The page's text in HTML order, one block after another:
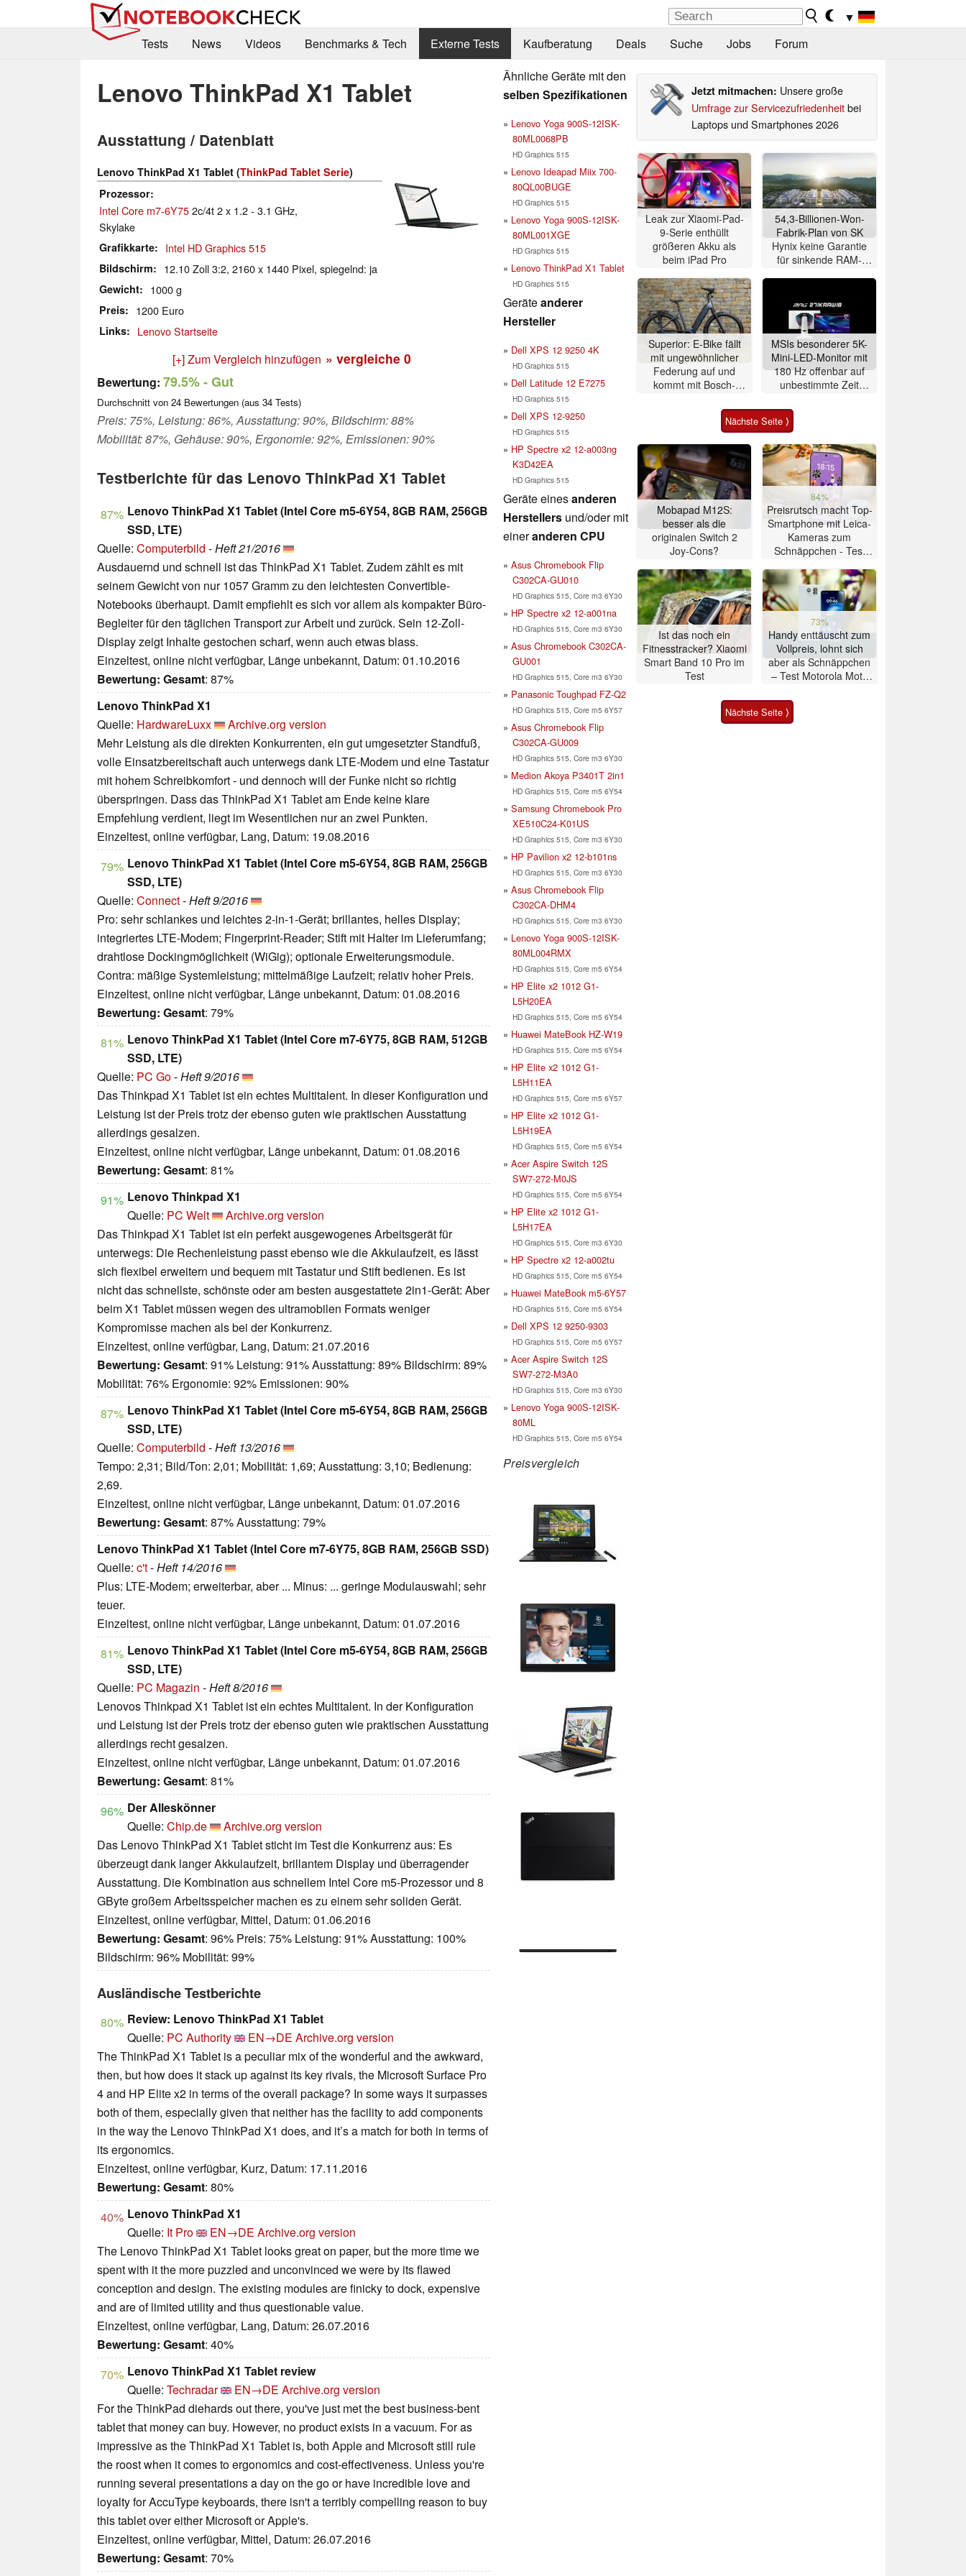
▼
Tests
News Videos Benchmarks & Tech Externe Tests Kaufberatung Deals Suche Jobs Forum
Lenovo ThinkPad X1 Tablet
Ausstattung / Datenblatt
Lenovo ThinkPad X1 Tablet (ThinkPad Tablet Serie)
Prozessor
Intel Core m7-6Y752c/4t 2 x 1.2 - 3.1 GHz,
Skylake
Grafikkarte Intel HD Graphics 515
Bildschirm 12.10 Zoll 3:2, 2160 x 1440 Pixel, spiegelnd: ja
Gewicht 1000 g
Preis 1200 Euro
Links Lenovo Startseite
[+] Zum Vergleich hinzufügen » vergleiche 0
Bewertung: 79.5%- Gut
Durchschnitt von 24 Bewertungen (aus 34 Tests)
Preis: 75%, Leistung: 86%, Ausstattung: 90%, Bildschirm: 88%
Mobilität: 87%, Gehäuse: 90%, Ergonomie: 92%, Emissionen: 90%
Testberichte für das Lenovo ThinkPad X1 Tablet
87% Lenovo ThinkPad X1 Tablet (Intel Core m5-6Y54, 8GB RAM, 256GB
SSD, LTE)
Quelle: Computerbild -Heft 21/2016
Ausdauernd und schnell ist das ThinkPad X1 Tablet. Zudem zählt es mit
seinem Gewicht von nur 1057 Gramm zu den leichtesten Convertible-
Notebooks überhaupt. Damit empfiehlt es sich vor allem als kompakter Büro-
Begleiter für den täglichen Transport zur Arbeit und zurück. Sein 12-Zoll-
Display zeigt Inhalte gestochen scharf, wenn auch etwas blass.
Einzeltest, online nicht verfügbar, Länge unbekannt, Datum: 01.10.2016
Bewertung: Gesamt: 87%
Lenovo ThinkPad X1
Quelle: HardwareLuxx
Archive.org version
Mehr Leistung als die direkten Konkurrenten, ein gut umgesetzter Standfuß,
volle Einsatzbereitschaft auch unterwegs dank LTE-Modem und eine Tastatur
mit hohem Schreibkomfort - und dennoch will der Funke nicht so richtig
überspringen. Dass das ThinkPad X1 Tablet am Ende keine klare
Empfehlung verdient, liegt im Wesentlichen nur an zwei Punkten.
Einzeltest, online verfügbar, Lang, Datum: 19.08.2016
79% Lenovo ThinkPad X1 Tablet (Intel Core m5-6Y54, 8GB RAM, 256GB
SSD, LTE)
Quelle: Connect-Heft 9/2016
Pro: sehr schlankes und leichtes 2-in-1-Gerät; brillantes, helles Display;
integriertes LTE-Modem; Fingerprint-Reader; Stift mit Halter im Lieferumfang;
drahtlose Dockingmöglichkeit (WiGig); optionale Erweiterungsmodule.
Contra: mäßige Systemleistung; mittelmäßige Laufzeit; relativ hoher Preis.
Einzeltest, online nicht verfügbar, Länge unbekannt, Datum: 01.08.2016
Bewertung: Gesamt: 79%
81% Lenovo ThinkPad X1 Tablet (Intel Core m7-6Y75, 8GB RAM, 512GB
SSD, LTE)
Quelle: PC Go-Heft 9/2016
Das Thinkpad X1 Tablet ist ein echtes Multitalent. In dieser Konfiguration und
Leistung ist der Preis trotz der ebenso guten wie praktischen Ausstattung
allerdings gesalzen.
Einzeltest, online nicht verfügbar, Länge unbekannt, Datum: 01.08.2016
Bewertung: Gesamt: 81%
91% Lenovo Thinkpad X1
Quelle: PC Welt
Archive.org version
Das Thinkpad X1 Tablet ist ein perfekt ausgewogenes Arbeitsgerät für
unterwegs: Die Rechenleistung passt ebenso wie die Akkulaufzeit, es lässt
sich flexibel erweitern und bequem mit Tastatur und Stift bedienen. Es ist
nicht das schnellste, schönste oder am besten ausgestattete 2in1-Gerät: Aber
beim X1 Tablet müssen wegen des ultramobilen Formats weniger
Kompromisse machen als bei der Konkurrenz.
Einzeltest, online verfügbar, Lang, Datum: 21.07.2016
Bewertung: Gesamt: 91% Leistung: 91% Ausstattung: 89% Bildschirm: 89%
Mobilität: 76% Ergonomie: 92% Emissionen: 90%
87% Lenovo ThinkPad X1 Tablet (Intel Core m5-6Y54, 8GB RAM, 256GB
SSD, LTE)
Quelle: Computerbild -Heft 13/2016
Tempo: 2,31; Bild/Ton: 2,01; Mobilität: 1,69; Ausstattung: 3,10; Bedienung:
2,69.
Einzeltest, online nicht verfügbar, Länge unbekannt, Datum: 01.07.2016
Bewertung: Gesamt: 87% Ausstattung: 79%
Lenovo ThinkPad X1 Tablet (Intel Core m7-6Y75, 8GB RAM, 256GB SSD)
Quelle: c't-Heft 14/2016
Plus: LTE-Modem; erweiterbar, aber ... Minus: ... geringe Modulauswahl; sehr
teuer.
Einzeltest, online nicht verfügbar, Länge unbekannt, Datum: 01.07.2016
81% Lenovo ThinkPad X1 Tablet (Intel Core m5-6Y54, 8GB RAM, 256GB
SSD, LTE)
Quelle: PC Magazin -Heft 8/2016
Lenovos Thinkpad X1 Tablet ist ein echtes Multitalent. In der Konfiguration
und Leistung ist der Preis trotz der ebenso guten wie praktischen Ausstattung
allerdings recht gesalzen.
Einzeltest, online nicht verfügbar, Länge unbekannt, Datum: 01.07.2016
Bewertung: Gesamt: 81%
96% Der Alleskönner
Quelle: Chip.de
Archive.org version
Das Lenovo ThinkPad X1 Tablet sticht im Test die Konkurrenz aus: Es
überzeugt dank langer Akkulaufzeit, brillantem Display und überragender
Ausstattung. Die Kombination aus schnellem Intel Core m5-Prozessor und 8
GByte großem Arbeitsspeicher machen es zu einem sehr soliden Gerät.
Einzeltest, online verfügbar, Mittel, Datum: 01.06.2016
Bewertung: Gesamt: 96% Preis: 75% Leistung: 91% Ausstattung: 100%
Bildschirm: 96% Mobilität: 99%
Ausländische Testberichte
80% Review: Lenovo ThinkPad X1 Tablet
Quelle: PC Authority EN→DE Archive.org version
The ThinkPad X1 Tablet is a peculiar mix of the wonderful and the awkward,
then, but how does it stack up against its key rivals, the Microsoft Surface Pro
4 and HP Elite x2 in terms of the overall package? In some ways it surpasses
both of them, especially given that neither has the facility to add components
in the way the Lenovo ThinkPad X1 does, and it’s a match for both in terms of
its ergonomics.
Einzeltest, online verfügbar, Kurz, Datum: 17.11.2016
Bewertung: Gesamt: 80%
40% Lenovo ThinkPad X1
Quelle: It Pro EN→DE Archive.org version
The Lenovo ThinkPad X1 Tablet looks great on paper, but the more time we
spent with it the more puzzled and unconvinced we were by its flawed
conception and design. The existing modules are finicky to dock, expensive
and are of limited utility and thus questionable value.
Einzeltest, online verfügbar, Lang, Datum: 26.07.2016
Bewertung: Gesamt: 40%
70% Lenovo ThinkPad X1 Tablet review
Quelle: Techradar EN→DE Archive.org version
For the ThinkPad diehards out there, you've just met the best business-bent
tablet that money can buy. However, no product exists in a vacuum. For as
impressive as the ThinkPad X1 Tablet is, both Apple and Microsoft still rule
the roost when it comes to ergonomics and cost-effectiveness. Unless you're
running several presentations a day on the go or have incredible love and
loyalty for AccuType keyboards, there isn't a terribly compelling reason to buy
this tablet over either Microsoft or Apple's.
Einzeltest, online verfügbar, Mittel, Datum: 26.07.2016
Bewertung: Gesamt: 70%
Ähnliche Geräte mit den
selben Spezifikationen
Lenovo Yoga 900S-12ISK-
80ML0068PB
HD Graphics 515
Lenovo Ideapad Miix 700-
80QL00BUGE
HD Graphics 515
Lenovo Yoga 900S-12ISK-
80ML001XGE
HD Graphics 515
Lenovo ThinkPad X1 Tablet
HD Graphics 515
Geräteanderer
Hersteller
Dell XPS 12 9250 4K
HD Graphics 515
Dell Latitude 12 E7275
HD Graphics 515
Dell XPS 12-9250
HD Graphics 515
HP Spectre x2 12-a003ng
K3D42EA
HD Graphics 515
Geräte einesanderen
Herstellers und/oder mit
eineranderen CPU
Asus Chromebook Flip
C302CA-GU010
HD Graphics 515, Core m3 6Y30
HP Spectre x2 12-a001na
HD Graphics 515, Core m3 6Y30
Asus Chromebook C302CA-
GU001
HD Graphics 515, Core m3 6Y30
Panasonic Toughpad FZ-Q2
HD Graphics 515, Core m5 6Y57
Asus Chromebook Flip
C302CA-GU009
HD Graphics 515, Core m3 6Y30
Medion Akoya P3401T 2in1
HD Graphics 515, Core m5 6Y54
Samsung Chromebook Pro
XE510C24-K01US
HD Graphics 515, Core m3 6Y30
HP Pavilion x2 12-b101ns
HD Graphics 515, Core m3 6Y30
Asus Chromebook Flip
C302CA-DHM4
HD Graphics 515, Core m3 6Y30
Lenovo Yoga 900S-12ISK-
80ML004RMX
HD Graphics 515, Core m5 6Y54
HP Elite x2 1012 G1-
L5H20EA
HD Graphics 515, Core m5 6Y54
Huawei MateBook HZ-W19
HD Graphics 515, Core m5 6Y54
HP Elite x2 1012 G1-
L5H11EA
HD Graphics 515, Core m5 6Y57
HP Elite x2 1012 G1-
L5H19EA
HD Graphics 515, Core m5 6Y54
Acer Aspire Switch 12S
SW7-272-M0JS
HD Graphics 515, Core m5 6Y54
HP Elite x2 1012 G1-
L5H17EA
HD Graphics 515, Core m3 6Y30
HP Spectre x2 12-a002tu
HD Graphics 515, Core m5 6Y54
Huawei MateBook m5-6Y57
HD Graphics 515, Core m5 6Y54
Dell XPS 12 9250-9303
HD Graphics 515, Core m5 6Y57
Acer Aspire Switch 12S
SW7-272-M3A0
HD Graphics 515, Core m3 6Y30
Lenovo Yoga 900S-12ISK-
80ML
HD Graphics 515, Core m5 6Y54
Preisvergleich
Jetzt mitmachen: Unsere große
Umfrage zur Servicezufriedenheitbei
Laptops und Smartphones 2026
Leak zur Xiaomi-Pad-
9-Serie enthüllt
größeren Akku als
beim iPad Pro
54,3-Billionen-Won-
Fabrik-Plan von SK
Hynix keine Garantie
für sinkende RAM-
Superior: E-Bike fällt
mit ungewöhnlicher
Federung auf und
kommt mit Bosch-
MSIs besonderer 5K-
Mini-LED-Monitor mit
180 Hz offenbar auf
unbestimmte Zeit
Nächste Seite ⟩
Mobapad M12S:
besser als die
originalen Switch 2
Joy-Cons?
84%
Preisrutsch macht Top-
Smartphone mit Leica-
Kameras zum
Schnäppchen - Test
Ist das noch ein
Fitnesstracker? Xiaomi
Smart Band 10 Pro im
Test
73%
Handy enttäuscht zum
Vollpreis, lohnt sich
aber als Schnäppchen
– Test Motorola Moto
Nächste Seite ⟩